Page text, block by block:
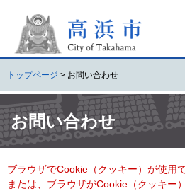
頭
で
す
。
飛
ば
し
て
本
へ
トップページ > お問い合わせ
文 お問い合わせ
ブラウザでCookie（クッキー）が使用
または、ブラウザがCookie（クッキー